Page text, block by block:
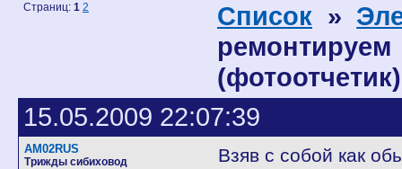
Страниц: 1 2 Список »
(фотоотчетик)
15.05.2009 22:07:39
AM02RUS
Трижды сибиховод
Взяв с собой как